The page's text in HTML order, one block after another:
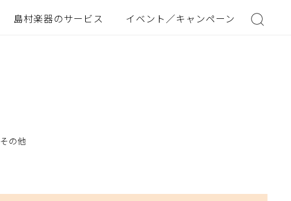
島村楽器のサービス イベント／キャンペーン
その他